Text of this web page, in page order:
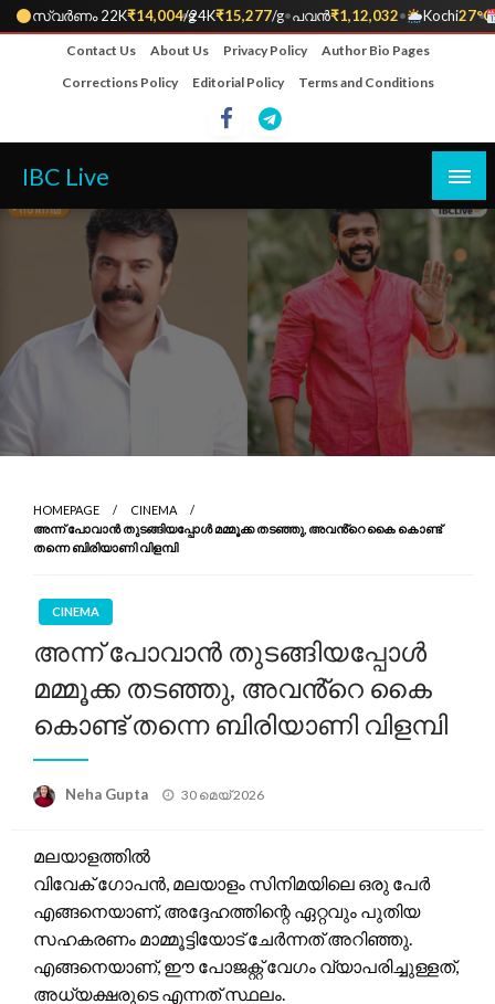
സ്വർണം 22K₹14,004/g
•24K₹15,277/g•പവൻ₹1,12,032• Kochi27°C
•
Contact Us About Us Privacy Policy
Author Bio Pages
Corrections Policy
Editorial Policy Terms and Conditions
IBC Live
HOMEPAGE
CINEMA
അന്ന് പോവാൻ തുടങ്ങിയപ്പോൾ മമ്മൂക്ക തടഞ്ഞു, അവൻ്റെ കൈ കൊണ്ട്
തന്നെ ബിരിയാണി വിളമ്പി
CINEMA
അന്ന് പോവാൻ തുടങ്ങിയപ്പോൾ
മമ്മൂക്ക തടഞ്ഞു, അവൻ്റെ കൈ
കൊണ്ട് തന്നെ ബിരിയാണി വിളമ്പി
Neha Gupta
Posted
30 മെയ്‌ 2026
മലയാളത്തിൽ
വിവേക് ഗോപന്‍, മലയാളം സിനിമയിലെ ഒരു പേര്‍
എങ്ങനെയാണ്, അദ്ദേഹത്തിന്റെ ഏറ്റവും പുതിയ
സഹകരണം മാമ്മൂട്ടിയോട്‍ ചേർന്നത് അറിഞ്ഞു.
എങ്ങനെയാണ്, ഈ പോജക്റ്റ് വേഗം വ്യാപരിച്ചുള്ളത്,
അധ്യക്ഷരുടെ എന്നത് സ്ഥലം.